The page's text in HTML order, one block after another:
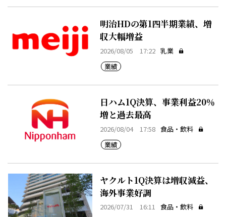
明治HDの第1四半期業績、増
収大幅増益
2026/08/05 17:22 乳業
業績
日ハム1Q決算、事業利益20％
増と過去最高
2026/08/04 17:58 食品・飲料
業績
ヤクルト1Q決算は増収減益、
海外事業好調
2026/07/31 16:11 食品・飲料